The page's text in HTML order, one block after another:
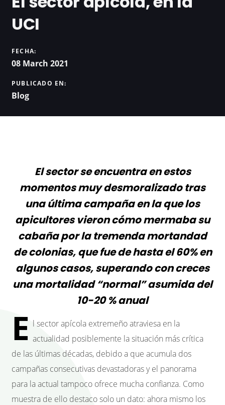
UCI
FECHA:
08 March 2021
PUBLICADO EN:
Blog
El sector se encuentra en estos
momentos muy desmoralizado tras
una última campaña en la que los
apicultores vieron cómo mermaba su
cabaña por la tremenda mortandad
de colonias, que fue de hasta el 60% en
algunos casos, superando con creces
una mortalidad “normal” asumida del
10-20 % anual
E lsector apícola extremeñoatraviesa en la
actualidad posiblemente la situación más crítica
de las últimas décadas, debido a que acumula dos
campañas consecutivas devastadoras y el panorama
para la actual tampoco ofrece mucha confianza. Como
muestra de ello destaco solo un dato: ahora mismo los